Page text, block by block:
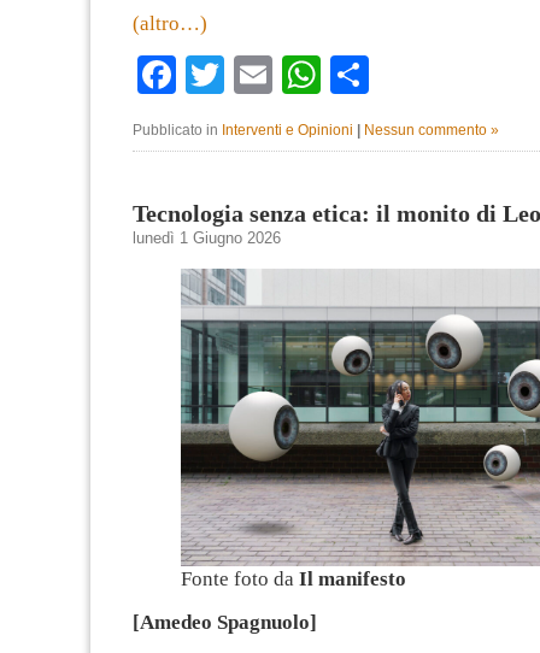
(altro…)
Facebook
TwitterEmailWhatsApp
Pubblicato in Interventi e Opinioni Nessun commento »
Tecnologia senza etica: il monito di
lunedì 1 Giugno 2026
Fonte foto da Il manifesto
[Amedeo Spagnuolo]